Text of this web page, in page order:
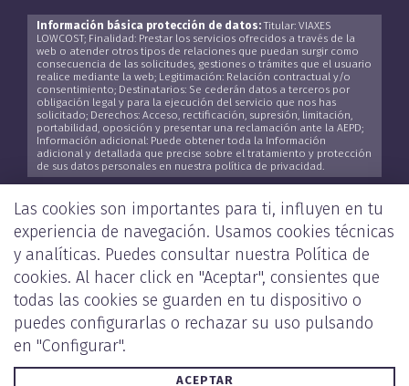
Información básica protección de datos:Titular: VIAXES
LOWCOST; Finalidad: Prestar los servicios ofrecidos a través de la
web o atender otros tipos de relaciones que puedan surgir como
consecuencia de las solicitudes, gestiones o trámites que el usuario
realice mediante la web; Legitimación: Relación contractual y/o
consentimiento; Destinatarios: Se cederán datos a terceros por
obligación legal y para la ejecución del servicio que nos has
solicitado; Derechos: Acceso, rectificación, supresión, limitación,
portabilidad, oposición y presentar una reclamación ante la AEPD;
Información adicional: Puede obtener toda la Información
adicional y detallada que precise sobre el tratamiento y protección
de sus datos personales en nuestra política de privacidad.
ENVIAR
POLÍTICA DE PRIVACIDAD Y COOKIES
Las cookies son importantes para ti, influyen en tu
experiencia de navegación. Usamos cookies técnicas
y analíticas. Puedes consultar nuestra Política de
cookies. Al hacer click en "Aceptar", consientes que
todas las cookies se guarden en tu dispositivo o
puedes configurarlas o rechazar su uso pulsando
en "Configurar".
ACEPTAR